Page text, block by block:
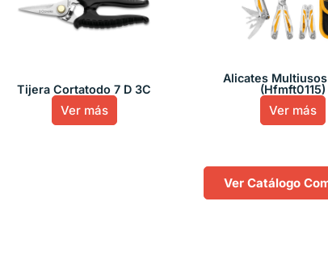
Tijera Cortatodo 7 D 3C
Ver más
Alicates
(Hfmft0115)
Ver más
Ver Catálogo